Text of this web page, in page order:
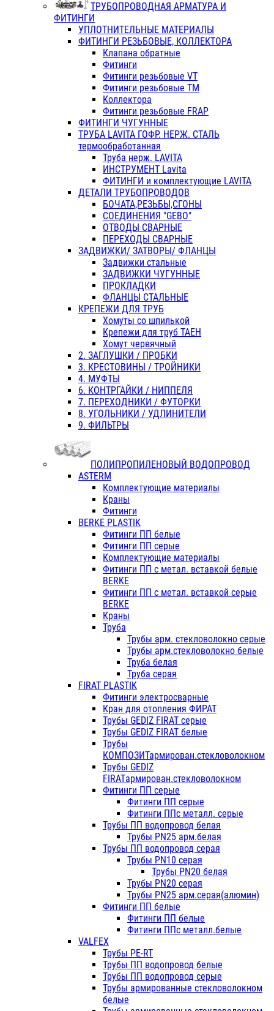
ТРУБОПРОВОДНАЯ АРМАТУРА И
ФИТИНГИ
УПЛОТНИТЕЛЬНЫЕ МАТЕРИАЛЫ
ФИТИНГИ РЕЗЬБОВЫЕ, КОЛЛЕКТОРА
Клапана обратные
Фитинги
Фитинги резьбовые VT
Фитинги резьбовые ТМ
Коллектора
Фитинги резьбовые FRAP
ФИТИНГИ ЧУГУННЫЕ
ТРУБА LAVITA ГОФР. НЕРЖ. СТАЛЬ
термообработанная
Труба нерж. LAVITA
ИНСТРУМЕНТ Lavita
ФИТИНГИ и комплектующие LAVITA
ДЕТАЛИ ТРУБОПРОВОДОВ
БОЧАТА,РЕЗЬБЫ,СГОНЫ
СОЕДИНЕНИЯ "GEBO"
ОТВОДЫ СВАРНЫЕ
ПЕРЕХОДЫ СВАРНЫЕ
ЗАДВИЖКИ/ ЗАТВОРЫ/ ФЛАНЦЫ
Задвижки стальные
ЗАДВИЖКИ ЧУГУННЫЕ
ПРОКЛАДКИ
ФЛАНЦЫ СТАЛЬНЫЕ
КРЕПЕЖИ ДЛЯ ТРУБ
Хомуты со шпилькой
Крепежи для труб ТАЕН
Хомут червячный
2. ЗАГЛУШКИ / ПРОБКИ
3. КРЕСТОВИНЫ / ТРОЙНИКИ
4. МУФТЫ
6. КОНТРГАЙКИ / НИППЕЛЯ
7. ПЕРЕХОДНИКИ / ФУТОРКИ
8. УГОЛЬНИКИ / УДЛИНИТЕЛИ
9. ФИЛЬТРЫ
ПОЛИПРОПИЛЕНОВЫЙ ВОДОПРОВОД
ASTERM
Комплектующие материалы
Краны
Фитинги
BERKE PLASTIK
Фитинги ПП белые
Фитинги ПП серые
Комплектующие материалы
Фитинги ПП с метал. вставкой белые
BERKE
Фитинги ПП с метал. вставкой серые
BERKE
Краны
Труба
Трубы арм. стекловолокно серые
Трубы арм.стекловолокно белые
Труба белая
Труба серая
FIRAT PLASTIK
Фитинги электросварные
Кран для отопления ФИРАТ
Трубы GEDIZ FIRAT серые
Трубы GEDIZ FIRAT белые
Трубы
КОМПОЗИТармирован.стекловолокном
Трубы GEDIZ
FIRATармирован.стекловолокном
Фитинги ПП серые
Фитинги ПП серые
Фитинги ППс металл. серые
Трубы ПП водопровод белая
Трубы PN25 арм.белая
Трубы ПП водопровод серая
Трубы PN10 серая
Трубы PN20 белая
Трубы PN20 серая
Трубы PN25 арм.серая(алюмин)
Фитинги ПП белые
Фитинги ПП белые
Фитинги ППс металл.белые
VALFEX
Трубы PE-RT
Трубы ПП водопровод белые
Трубы ПП водопровод серые
Трубы армированные стекловолокном
белые